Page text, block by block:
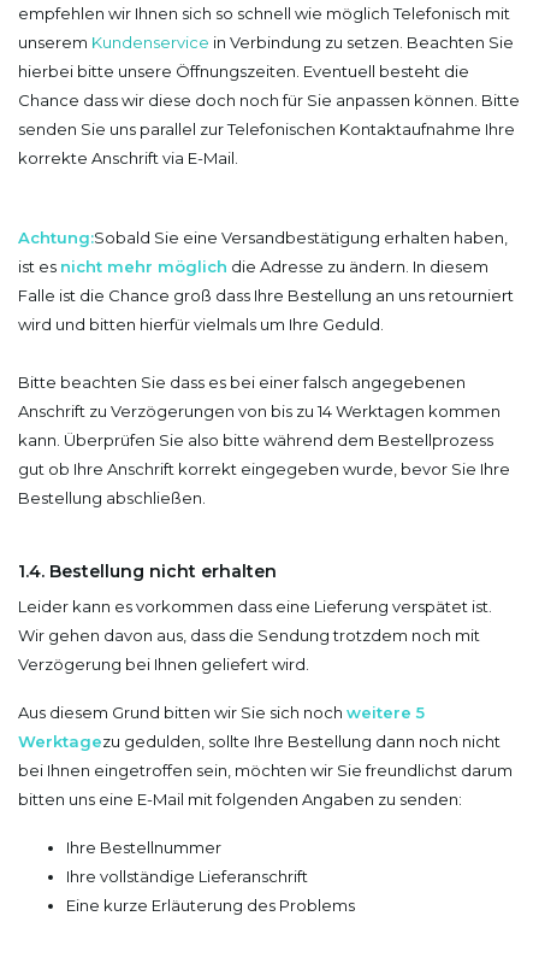
empfehlen wir Ihnen sich so schnell wie möglich Telefonisch mit
unserem Kundenservice in Verbindung zu setzen. Beachten Sie
hierbei bitte unsere Öffnungszeiten. Eventuell besteht die
Chance dass wir diese doch noch für Sie anpassen können. Bitte
senden Sie uns parallel zur Telefonischen Kontaktaufnahme Ihre
korrekte Anschrift via E-Mail.
Achtung:Sobald Sie eine Versandbestätigung erhalten haben,
ist es nicht mehr möglich die Adresse zu ändern. In diesem
Falle ist die Chance groß dass Ihre Bestellung an uns retourniert
wird und bitten hierfür vielmals um Ihre Geduld.
Bitte beachten Sie dass es bei einer falsch angegebenen
Anschrift zu Verzögerungen von bis zu 14 Werktagen kommen
kann. Überprüfen Sie also bitte während dem Bestellprozess
gut ob Ihre Anschrift korrekt eingegeben wurde, bevor Sie Ihre
Bestellung abschließen.
1.4. Bestellung nicht erhalten
Leider kann es vorkommen dass eine Lieferung verspätet ist.
Wir gehen davon aus, dass die Sendung trotzdem noch mit
Verzögerung bei Ihnen geliefert wird.
Aus diesem Grund bitten wir Sie sich noch weitere 5
Werktagezu gedulden, sollte Ihre Bestellung dann noch nicht
bei Ihnen eingetroffen sein, möchten wir Sie freundlichst darum
bitten uns eine E-Mail mit folgenden Angaben zu senden:
Ihre Bestellnummer
Ihre vollständige Lieferanschrift
Eine kurze Erläuterung des Problems